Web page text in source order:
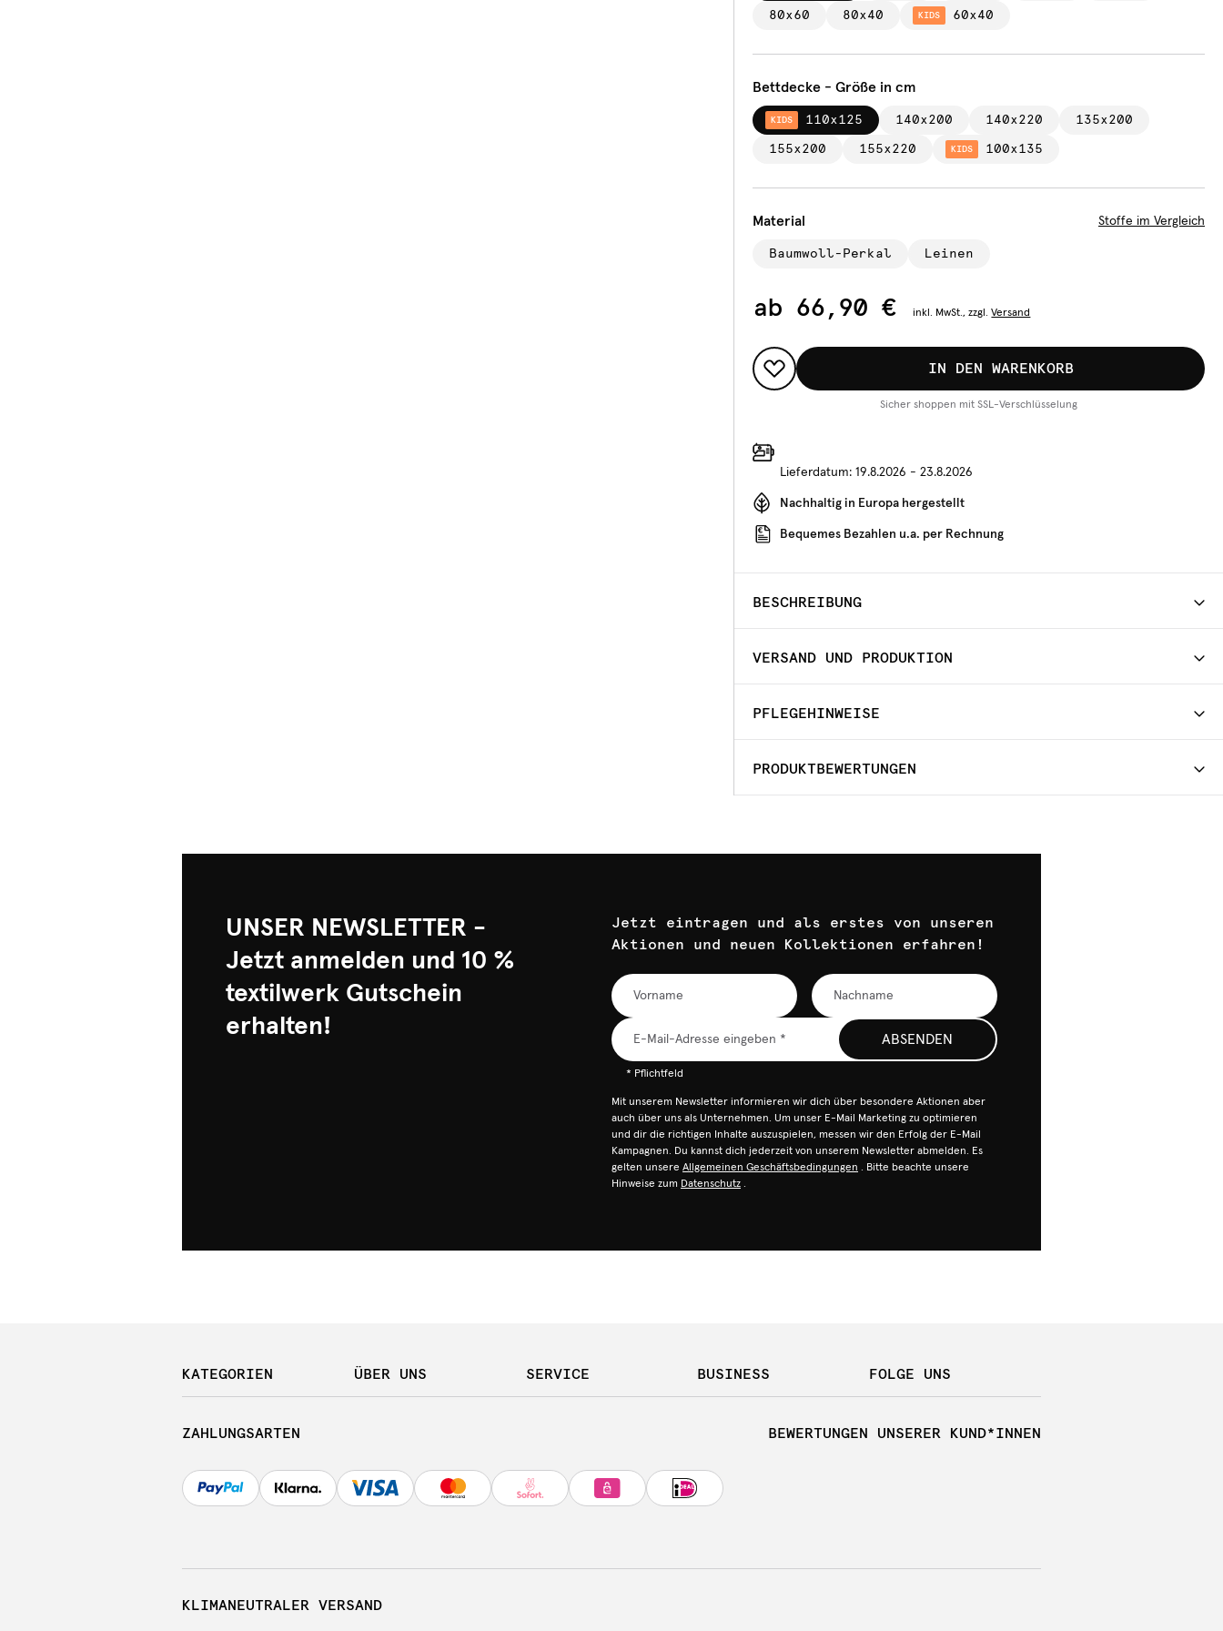
80x60 80x40 KIDS 60x40
Bettdecke - Größe in cm
KIDS 110x125 140x200 140x220 135x200
155x200 155x220 KIDS 100x135
Material Stoffe im Vergleich
Baumwoll-Perkal Leinen
ab 66,90 € inkl. MwSt., zzgl. Versand
IN DEN WARENKORB
Sicher shoppen mit SSL-Verschlüsselung
Lieferdatum: 19.8.2026 - 23.8.2026
Nachhaltig in Europa hergestellt
Bequemes Bezahlen u.a. per Rechnung
BESCHREIBUNG
VERSAND UND PRODUKTION
PFLEGEHINWEISE
PRODUKTBEWERTUNGEN
UNSER NEWSLETTER -
Jetzt anmelden und 10 %
textilwerk Gutschein
erhalten!
Jetzt eintragen und als erstes von unseren
Aktionen und neuen Kollektionen erfahren!
ABSENDEN
* Pflichtfeld
Mit unserem Newsletter informieren wir dich über besondere Aktionen aber
auch über uns als Unternehmen. Um unser E-Mail Marketing zu optimieren
und dir die richtigen Inhalte auszuspielen, messen wir den Erfolg der E-Mail
Kampagnen. Du kannst dich jederzeit von unserem Newsletter abmelden. Es
gelten unsere Allgemeinen Geschäftsbedingungen . Bitte beachte unsere
Hinweise zum Datenschutz .
KATEGORIEN ÜBER UNS SERVICE BUSINESS FOLGE UNS
ZAHLUNGSARTEN BEWERTUNGEN UNSERER KUND*INNEN
KLIMANEUTRALER VERSAND